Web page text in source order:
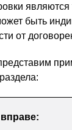
быть
от